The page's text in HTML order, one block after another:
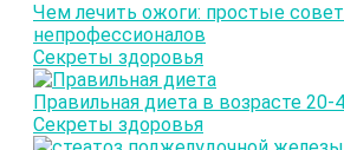
Чем лечить ожоги: простые
непрофессионалов
Секреты здоровья
Правильная диета в возрасте 20-
Секреты здоровья